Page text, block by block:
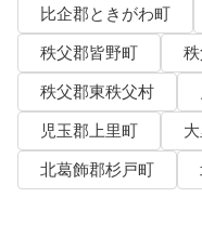
比企郡ときがわ町
秩父郡皆野町
秩父郡東秩父村
児玉郡上里町
北葛飾郡杉戸町